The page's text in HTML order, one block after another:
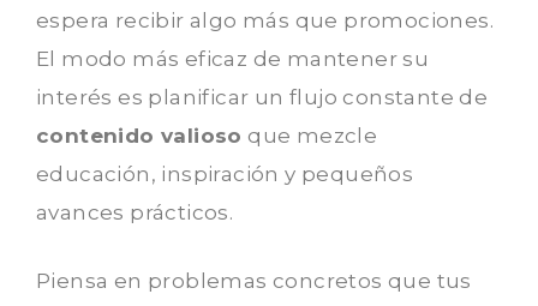
espera recibir algo más que promociones.
El modo más eficaz de mantener su
interés es planificar un flujo constante de
contenido valioso que mezcle
educación, inspiración y pequeños
avances prácticos.
Piensa en problemas concretos que tus